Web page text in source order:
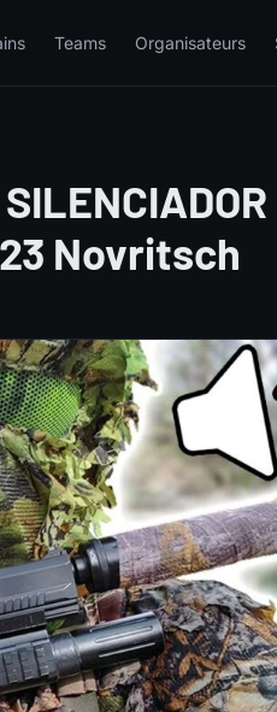
Teams Organisateurs
Novritsch